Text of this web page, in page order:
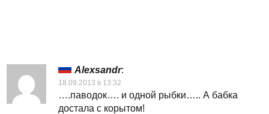
Alexsandr:
18.09.2013 в 13:32
….паводок…. и одной рыбки….. А бабка
достала с корытом!